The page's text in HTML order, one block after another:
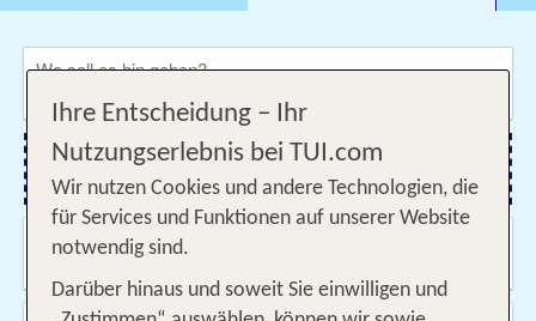
Kreuzfahrten
Rundreisen Ausflüge
Camper
Privattransfer
Zusatzleistungen
Wo soll es hin gehen?
Flug hinzufügen
Wann & wie lange?
09.08.2026 - 07.11.2026, Beliebig
Ihre Entscheidung – Ihr
Nutzungserlebnis bei TUI.com
Wir nutzen Cookies und andere Technologien, die
für Services und Funktionen auf unserer Website
notwendig sind.
Darüber hinaus und soweit Sie einwilligen und